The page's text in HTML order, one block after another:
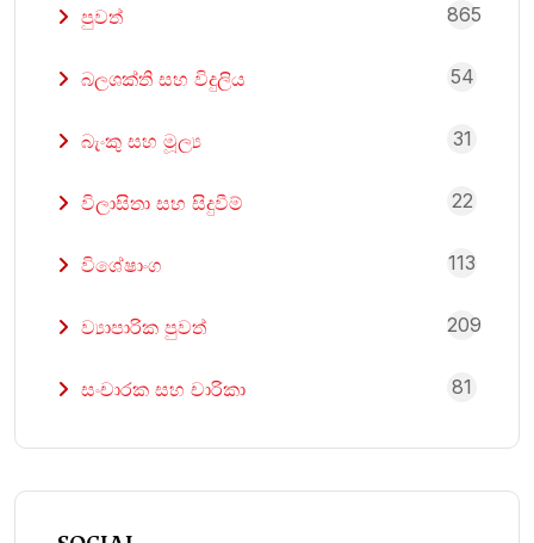
පුවත් 865
බලශක්ති සහ විදුලිය 54
බැංකු සහ මූල්‍ය 31
විලාසිතා සහ සිදුවීම් 22
විශේෂාංග 113
ව්‍යාපාරික පුවත් 209
සංචාරක සහ චාරිකා 81